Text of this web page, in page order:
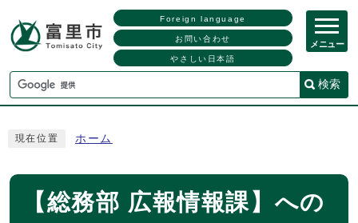
Foreign language
お問い合わせ
やさしい日本語
検索
メニュー
現在位置 ホーム
【総務部 広報情報課】への